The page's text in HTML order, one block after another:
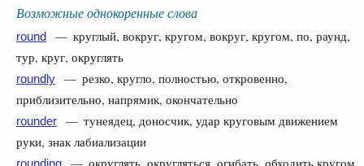
Возможные однокоренные слова
round
— круглый, вокруг, кругом, вокруг, кругом, по, раунд,
тур, круг, округлять
roundly
— резко, кругло, полностью, откровенно,
приблизительно, напрямик, окончательно
rounder
— тунеядец, доносчик, удар круговым движением
руки, знак лабиализации